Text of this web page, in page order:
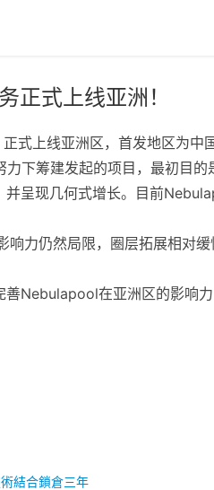
正式上线亚洲！
上线亚洲区，首发地区为中
下筹建发起的项目，最初目
呈现几何式增长。目前
力仍然局限，圈层拓展相对
Nebulapool在亚洲区的影响力
結合鎖倉三年